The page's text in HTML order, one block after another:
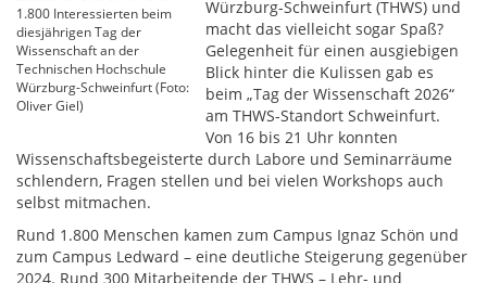
1.800 Interessierten beim
diesjährigen Tag der
Wissenschaft an der
Technischen Hochschule
Würzburg-Schweinfurt (Foto:
Oliver Giel)
Würzburg-Schweinfurt (THWS) und
macht das vielleicht sogar Spaß?
Gelegenheit für einen ausgiebigen
Blick hinter die Kulissen gab es
beim „Tag der Wissenschaft 2026“
am THWS-Standort Schweinfurt.
Von 16 bis 21 Uhr konnten
Wissenschaftsbegeisterte durch Labore und Seminarräume
schlendern, Fragen stellen und bei vielen Workshops auch
selbst mitmachen.
Rund 1.800 Menschen kamen zum Campus Ignaz Schön und
zum Campus Ledward – eine deutliche Steigerung gegenüber
2024. Rund 300 Mitarbeitende der THWS – Lehr- und